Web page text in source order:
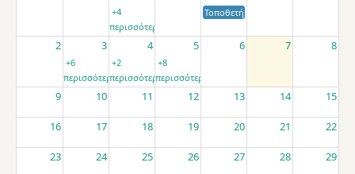
+4
περισσότερα
Τοποθετήσεις αποσπασμένων
2 3 4 5 6 7 8
+6
περισσότερα
+2
περισσότερα
+8
περισσότερα
9 10 11 12 13 14 15
16 17 18 19 20 21 22
23 24 25 26 27 28 29